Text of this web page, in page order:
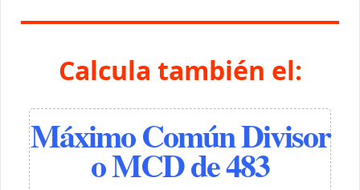
Calcula también el:
Máximo Común Divisor
o MCD de 483